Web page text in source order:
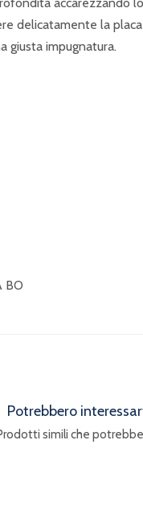
delicatamente la
giusta impugnatura.
BO
Potrebbero
simili che